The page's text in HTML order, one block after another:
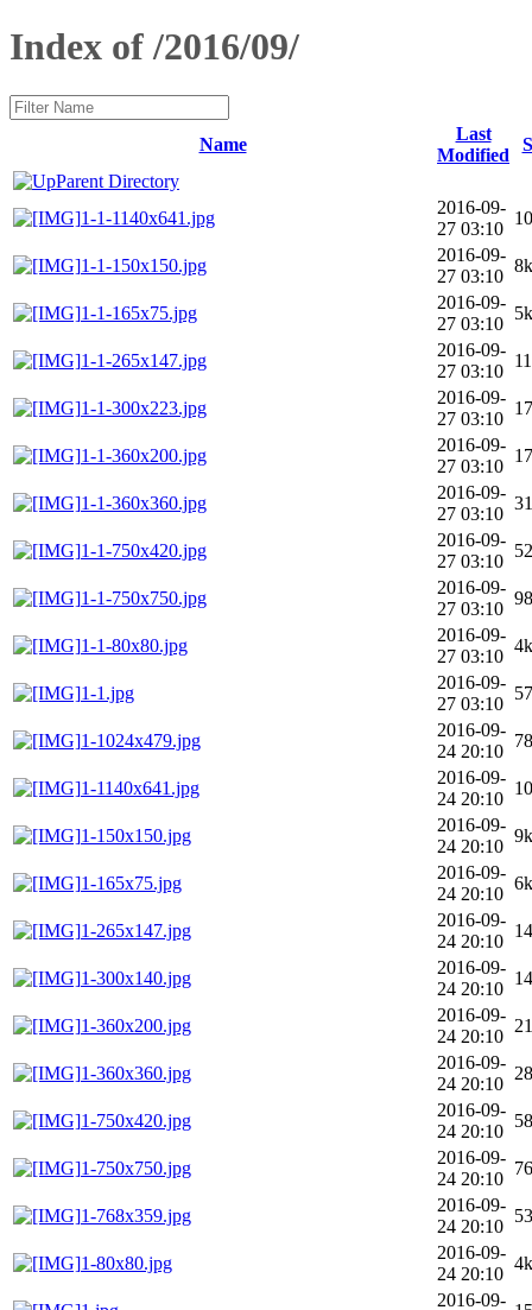
Index of /2016/09/
Name
Last
Modified
Parent Directory
1-1-1140x641.jpg
2016-09-
27 03:10
1-1-150x150.jpg
2016-09-
27 03:10
8k
1-1-165x75.jpg
2016-09-
27 03:10
5k
1-1-265x147.jpg
2016-09-
27 03:10
1-1-300x223.jpg
2016-09-
27 03:10
1-1-360x200.jpg
2016-09-
27 03:10
1-1-360x360.jpg
2016-09-
27 03:10
1-1-750x420.jpg
2016-09-
27 03:10
1-1-750x750.jpg
2016-09-
27 03:10
1-1-80x80.jpg
2016-09-
27 03:10
4k
1-1.jpg
2016-09-
27 03:10
1-1024x479.jpg
2016-09-
24 20:10
1-1140x641.jpg
2016-09-
24 20:10
1-150x150.jpg
2016-09-
24 20:10
9k
1-165x75.jpg
2016-09-
24 20:10
6k
1-265x147.jpg
2016-09-
24 20:10
1-300x140.jpg
2016-09-
24 20:10
1-360x200.jpg
2016-09-
24 20:10
1-360x360.jpg
2016-09-
24 20:10
1-750x420.jpg
2016-09-
24 20:10
1-750x750.jpg
2016-09-
24 20:10
1-768x359.jpg
2016-09-
24 20:10
1-80x80.jpg
2016-09-
24 20:10
4k
2016-09-